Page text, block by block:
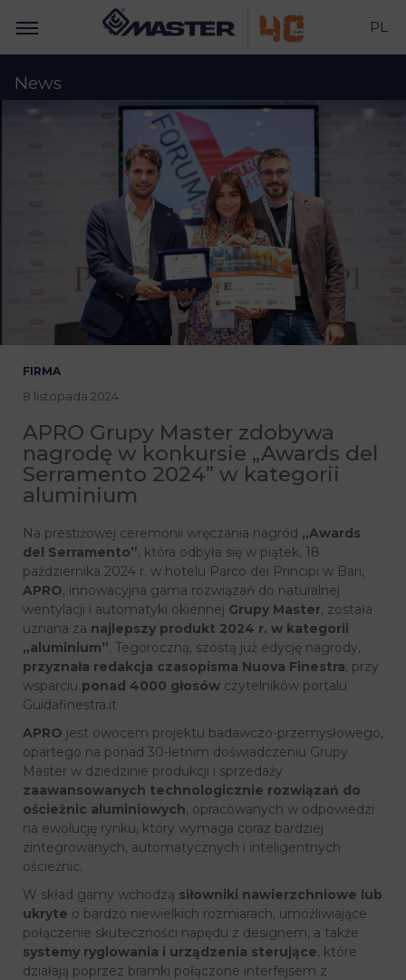
PL
News
FIRMA
8 listopada 2024
APRO Grupy Master zdobywa
nagrodę w konkursie „Awards del
Serramento 2024” w kategorii
aluminium
Na prestiżowej ceremonii wręczania nagród „Awards
del Serramento”, która odbyła się w piątek, 18
października 2024 r. w hotelu Parco dei Principi w Bari,
APRO, innowacyjna gama rozwiązań do naturalnej
wentylacji i automatyki okiennej Grupy Master, została
uznana za najlepszy produkt 2024 r. w kategorii
„aluminium”. Tegoroczną, szóstą już edycję nagrody,
przyznała redakcja czasopisma Nuova Finestra, przy
wsparciu ponad 4000 głosów czytelników portalu
Guidafinestra.it
APRO jest owocem projektu badawczo-przemysłowego,
opartego na ponad 30-letnim doświadczeniu Grupy
Master w dziedzinie produkcji i sprzedaży
zaawansowanych technologicznie rozwiązań do
ościeżnic aluminiowych, opracowanych w odpowiedzi
na ewolucję rynku, który wymaga coraz bardziej
zintegrowanych, automatycznych i inteligentnych
ościeżnic.
W skład gamy wchodzą siłowniki nawierzchniowe lub
ukryte o bardzo niewielkich rozmiarach, umożliwiające
połączenie skuteczności napędu z designem, a także
systemy ryglowania i urządzenia sterujące, które
działają poprzez bramki połączone interfejsem z